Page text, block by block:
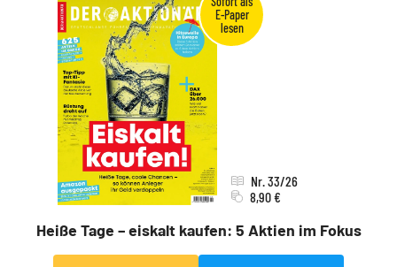
Heiße Tage – eiskalt kaufen: 5 Aktien im Fokus
Nr. 33/26
8,90 €